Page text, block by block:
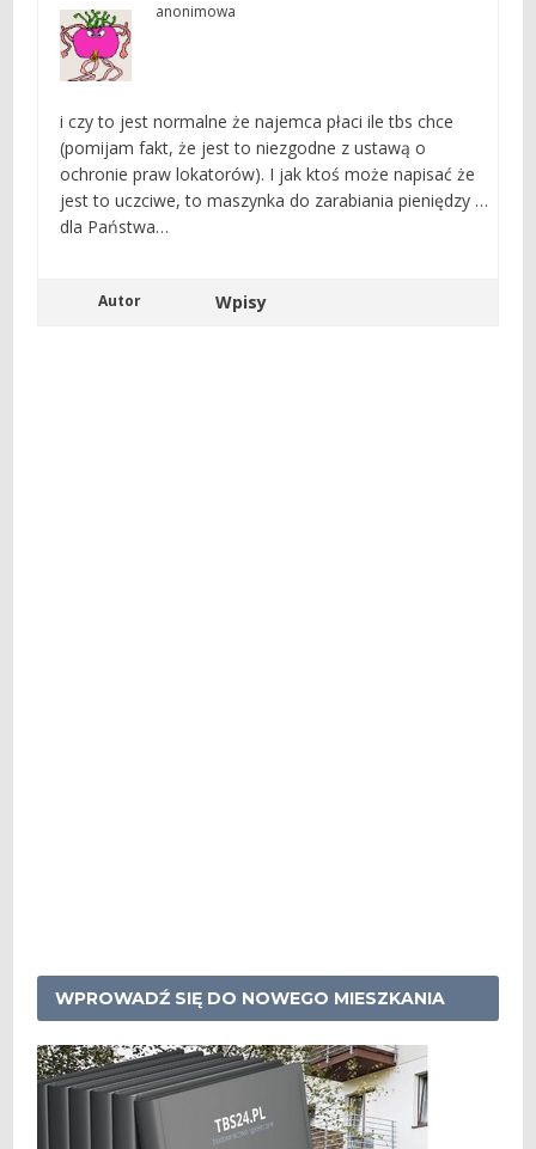
anonimowa
i czy to jest normalne że najemca płaci ile tbs chce
(pomijam fakt, że jest to niezgodne z ustawą o
ochronie praw lokatorów). I jak ktoś może napisać że
jest to uczciwe, to maszynka do zarabiania pieniędzy …
dla Państwa…
Autor Wpisy
WPROWADŹ SIĘ DO NOWEGO MIESZKANIA